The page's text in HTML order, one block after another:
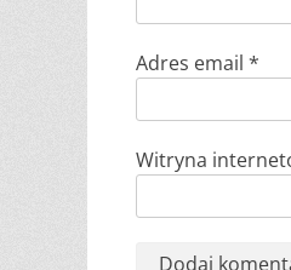
Adres email *
Witryna